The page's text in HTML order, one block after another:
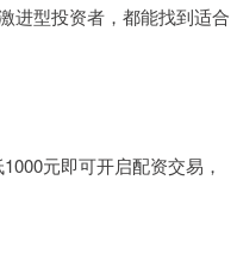
进型投资者，都能找到适合
元即可开启配资交易，